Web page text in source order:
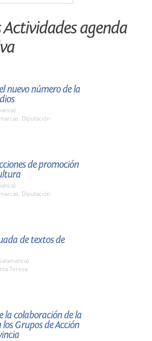
agenda
nuevo número de la
Diputación
de promoción
Diputación
de textos de
Teresa
la colaboración de la
Grupos de Acción